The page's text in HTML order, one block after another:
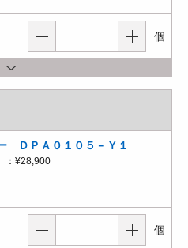
個
ＤＰＡ０１０５－Ｙ１
： ¥28,900
個